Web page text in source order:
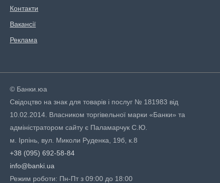
Контакти
Вакансії
Реклама
© Банки.юа
Свідоцтво на знак для товарів і послуг № 181983 від
10.02.2014. Власником торгівельної марки «Банки» та
адміністратором сайту є Паламарчук С.Ю.
м. Ірпінь, вул. Миколи Руденка, 19б, к.8
+38 (095) 692-58-84
info@banki.ua
Режим роботи: Пн-Пт з 09:00 до 18:00